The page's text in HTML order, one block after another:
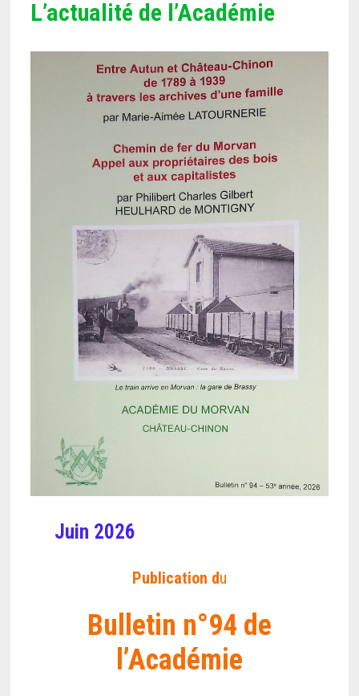
L’actualité de l’Académie
Juin 2026
Publication du
Bulletin n°94 de
l’Académie